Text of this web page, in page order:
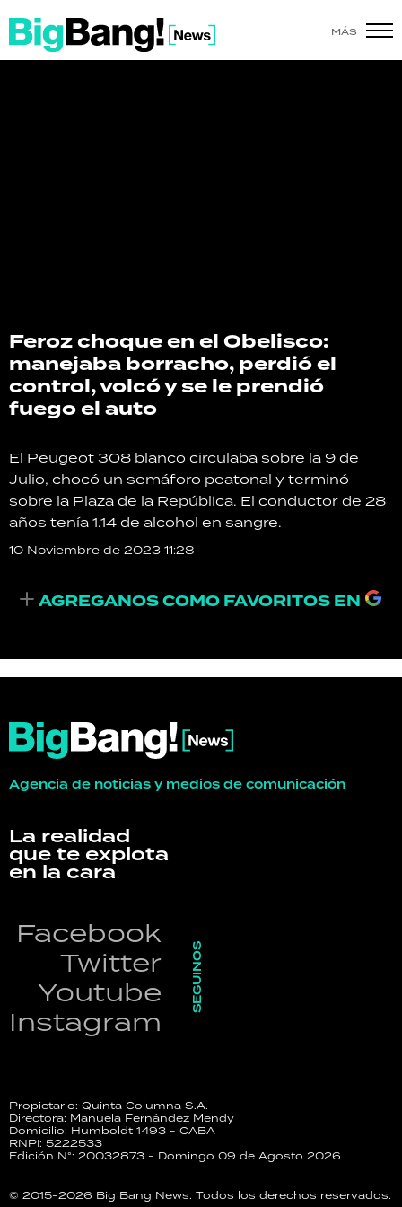
MÁS
Feroz choque en el Obelisco:
manejaba borracho, perdió el
control, volcó y se le prendió
fuego el auto
El Peugeot 308 blanco circulaba sobre la 9 de
Julio, chocó un semáforo peatonal y terminó
sobre la Plaza de la República. El conductor de 28
años tenía 1.14 de alcohol en sangre.
10 Noviembre de 2023 11:28
AGREGANOS COMO FAVORITOS EN
Agencia de noticias y medios de comunicación
La realidad
que te explota
en la cara
Facebook
Twitter
Youtube
Instagram
SEGUINOS
Propietario: Quinta Columna S.A.
Directora: Manuela Fernández Mendy
Domicilio: Humboldt 1493 - CABA
RNPI: 5222533
Edición N°: 20032873 - Domingo 09 de Agosto 2026
© 2015-2026 Big Bang News. Todos los derechos reservados.
SALUD
DEPORTES
TECNOLOGÍA
RECETAS
PALABRAS